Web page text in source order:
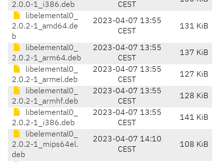
2.0.0-1_i386.deb CEST
libelemental0_
2.0.2-1_amd64.de
b
2023-04-07 13:55
CEST
131 KiB
libelemental0_
2.0.2-1_arm64.deb
2023-04-07 13:55
CEST
137 KiB
libelemental0_
2.0.2-1_armel.deb
2023-04-07 13:55
CEST
127 KiB
libelemental0_
2.0.2-1_armhf.deb
2023-04-07 13:55
CEST
128 KiB
libelemental0_
2.0.2-1_i386.deb
2023-04-07 13:55
CEST
141 KiB
libelemental0_
2.0.2-1_mips64el.
deb
2023-04-07 14:10
CEST
108 KiB